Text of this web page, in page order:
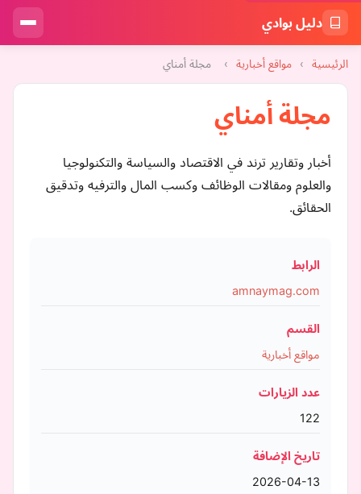
دليل بوادي
الرئيسية › مواقع أخبارية › مجلة أمناي
مجلة أمناي
أخبار وتقارير ترند في الاقتصاد والسياسة والتكنولوجيا
والعلوم ومقالات الوظائف وكسب المال والترفيه وتدقيق
الحقائق.
الرابط
amnaymag.com
القسم
مواقع أخبارية
عدد الزيارات
122
تاريخ الإضافة
2026-04-13